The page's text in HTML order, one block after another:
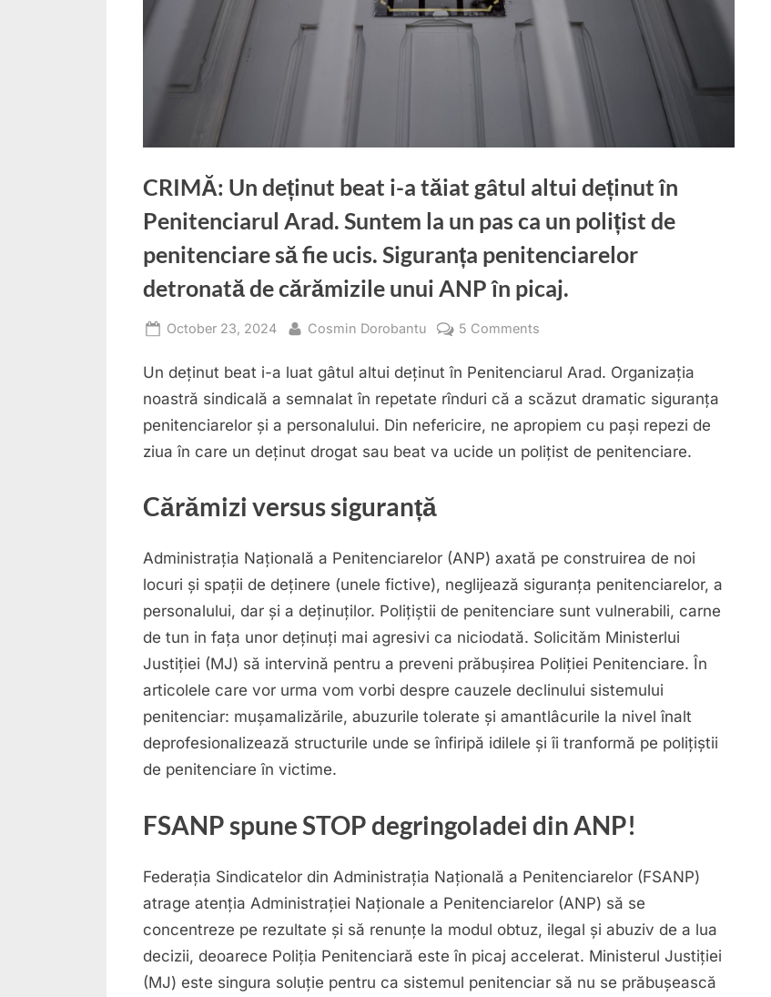
CRIMĂ: Un deținut beat i-a tăiat gâtul altui deținut în
Penitenciarul Arad. Suntem la un pas ca un polițist de
penitenciare să fie ucis. Siguranța penitenciarelor
detronată de cărămizile unui ANP în picaj.
Posted
October 23, 2024 By
Cosmin Dorobantu 5 Comments
Un
deținut
beat
deținut
în
Suntem
la
un
pas
ca
penitenciare
fie
ucis.
penitenciarelor
detronată
de
Un deținut beat i-a luat gâtul altui deținut în Penitenciarul Arad. Organizația
noastră sindicală a semnalat în repetate rînduri că a scăzut dramatic siguranța
penitenciarelor și a personalului. Din nefericire, ne apropiem cu pași repezi de
ziua în care un deținut drogat sau beat va ucide un polițist de penitenciare.
Cărămizi versus siguranță
Administrația Națională a Penitenciarelor (ANP) axată pe construirea de noi
locuri și spații de deținere (unele fictive), neglijează siguranța penitenciarelor, a
personalului, dar și a deținuților. Polițiștii de penitenciare sunt vulnerabili, carne
de tun in fața unor deținuți mai agresivi ca niciodată. Solicităm Ministerlui
Justiției (MJ) să intervină pentru a preveni prăbușirea Poliției Penitenciare. În
articolele care vor urma vom vorbi despre cauzele declinului sistemului
penitenciar: mușamalizările, abuzurile tolerate și amantlâcurile la nivel înalt
deprofesionalizează structurile unde se înfiripă idilele și îi tranformă pe polițiștii
de penitenciare în victime.
FSANP spune STOP degringoladei din ANP!
Federația Sindicatelor din Administrația Națională a Penitenciarelor (FSANP)
atrage atenția Administrației Naționale a Penitenciarelor (ANP) să se
concentreze pe rezultate și să renunțe la modul obtuz, ilegal și abuziv de a lua
decizii, deoarece Poliția Penitenciară este în picaj accelerat. Ministerul Justiției
(MJ) este singura soluție pentru ca sistemul penitenciar să nu se prăbușească